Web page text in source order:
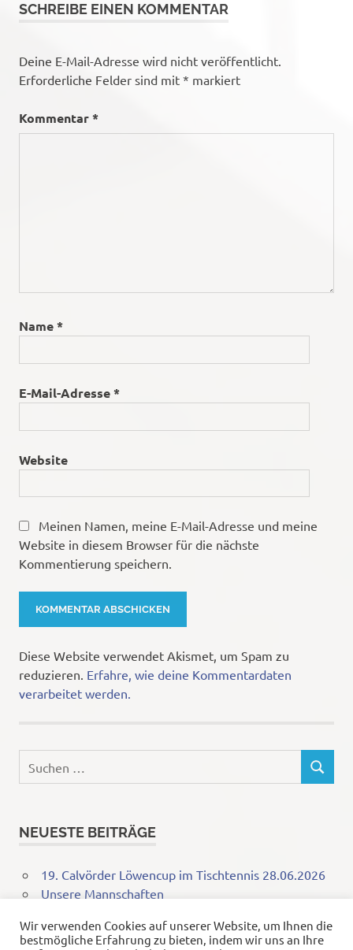
SCHREIBE EINEN KOMMENTAR
Deine E-Mail-Adresse wird nicht veröffentlicht.
Erforderliche Felder sind mit * markiert
Kommentar*
Name*
E-Mail-Adresse*
Website
Meinen Namen, meine E-Mail-Adresse und meine
Website in diesem Browser für die nächste
Kommentierung speichern.
Diese Website verwendet Akismet, um Spam zu
reduzieren. Erfahre, wie deine Kommentardaten
verarbeitet werden.
nach:
SUCHEN
NEUESTE BEITRÄGE
19. Calvörder Löwencup im Tischtennis 28.06.2026
Unsere Mannschaften
Erfolgreiche Finalrunde im Kreispokal 2025: SG
Wir verwenden Cookies auf unserer Website, um Ihnen die
bestmögliche Erfahrung zu bieten, indem wir uns an Ihre